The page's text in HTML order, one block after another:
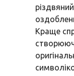
Краще